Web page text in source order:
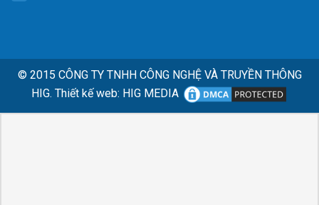
© 2015 CÔNG TY TNHH CÔNG NGHỆ VÀ TRUYỀN THÔNG
HIG. Thiết kế web: HIG MEDIA